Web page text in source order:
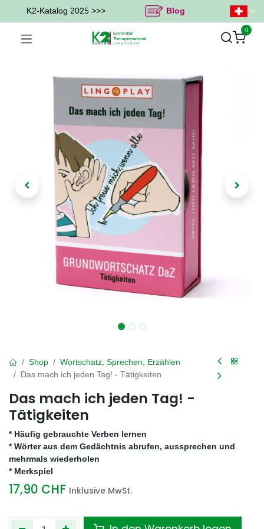
K2-Katalog 2025 >>> Blog
0
Shop
Wortschatz, Sprechen, Erzählen
Das mach ich jeden Tag! - Tätigkeiten
Das mach ich jeden Tag! -
Tätigkeiten
* Häufig gebrauchte Verben lernen
* Wörter aus dem Gedächtnis abrufen, aussprechen und
mehrmals wiederholen
* Merkspiel
17,90 CHF Inklusive MwSt.